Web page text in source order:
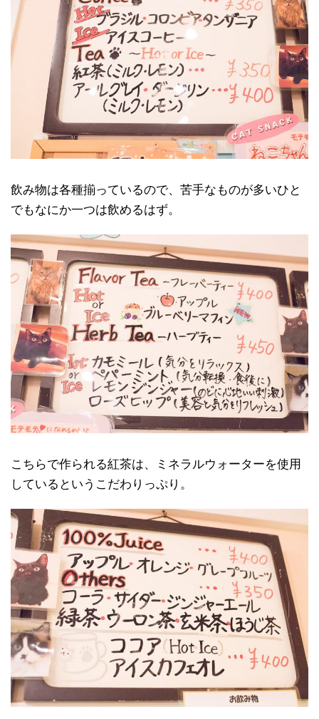
飲み物は各種揃っているので、苦手なものが多いひと
でもなにか一つは飲めるはず。
こちらで作られる紅茶は、ミネラルウォーターを使用
しているというこだわりっぷり。